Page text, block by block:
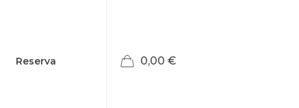
Reserva 0,00 €